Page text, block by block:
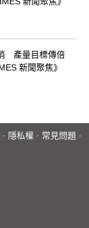
產量目標傳倍
新聞聚焦》
· 隱私權 · 常見問題 ·